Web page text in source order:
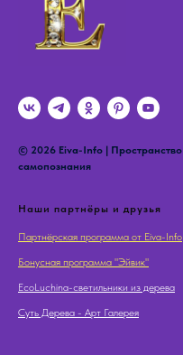
© 2026 Eiva-Info | Пространство
самопознания
Наши партнёры и друзья
Партнёрская программа от Eiva-Info
Бонусная программа "Эйвик"
EcoLuchina-светильники из дерева
Суть Дерева - Арт Галерея